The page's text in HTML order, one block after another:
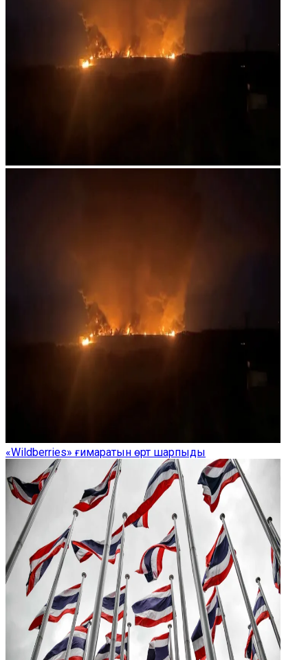
«Wildberries» ғимаратын өрт шарпыды